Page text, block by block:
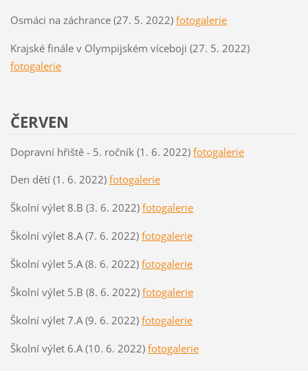
Osmáci na záchrance (27. 5. 2022) fotogalerie
Krajské finále v Olympijském víceboji (27. 5. 2022)
fotogalerie
ČERVEN
Dopravní hřiště - 5. ročník (1. 6. 2022) fotogalerie
Den dětí (1. 6. 2022) fotogalerie
Školní výlet 8.B (3. 6. 2022) fotogalerie
Školní výlet 8.A (7. 6. 2022) fotogalerie
Školní výlet 5.A (8. 6. 2022) fotogalerie
Školní výlet 5.B (8. 6. 2022) fotogalerie
Školní výlet 7.A (9. 6. 2022) fotogalerie
Školní výlet 6.A (10. 6. 2022) fotogalerie